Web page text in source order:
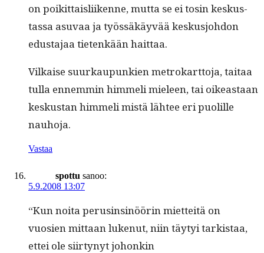
on poikit­tais­li­ikenne, mut­ta se ei tosin keskus­
tas­sa asu­vaa ja työssäkäyvää keskusjo­hdon
edus­ta­jaa tietenkään haittaa.
Vilkaise suurkaupunkien metrokart­to­ja, taitaa
tul­la ennem­min him­meli mieleen, tai oikeas­t­aan
keskus­tan him­meli mis­tä läh­tee eri puo­lille
nauhoja.
Vastaa
spottu sanoo:
5.9.2008 13:07
“Kun noi­ta perusinsinöörin miet­teitä on
vuosien mit­taan lukenut, niin täy­tyi tark­istaa,
ettei ole siir­tynyt johonkin